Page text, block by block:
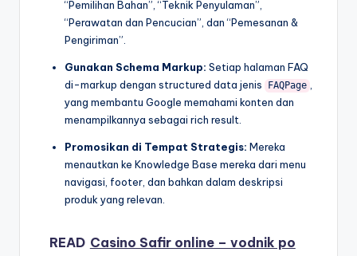
“Pemilihan Bahan”, “Teknik Penyulaman”,
“Perawatan dan Pencucian”, dan “Pemesanan &
Pengiriman”.
Gunakan Schema Markup: Setiap halaman FAQ
di-markup dengan structured data jenis
FAQPage ,
yang membantu Google memahami konten dan
menampilkannya sebagai rich result.
Promosikan di Tempat Strategis: Mereka
menautkan ke Knowledge Base mereka dari menu
navigasi, footer, dan bahkan dalam deskripsi
produk yang relevan.
READ Casino Safir online – vodnik po